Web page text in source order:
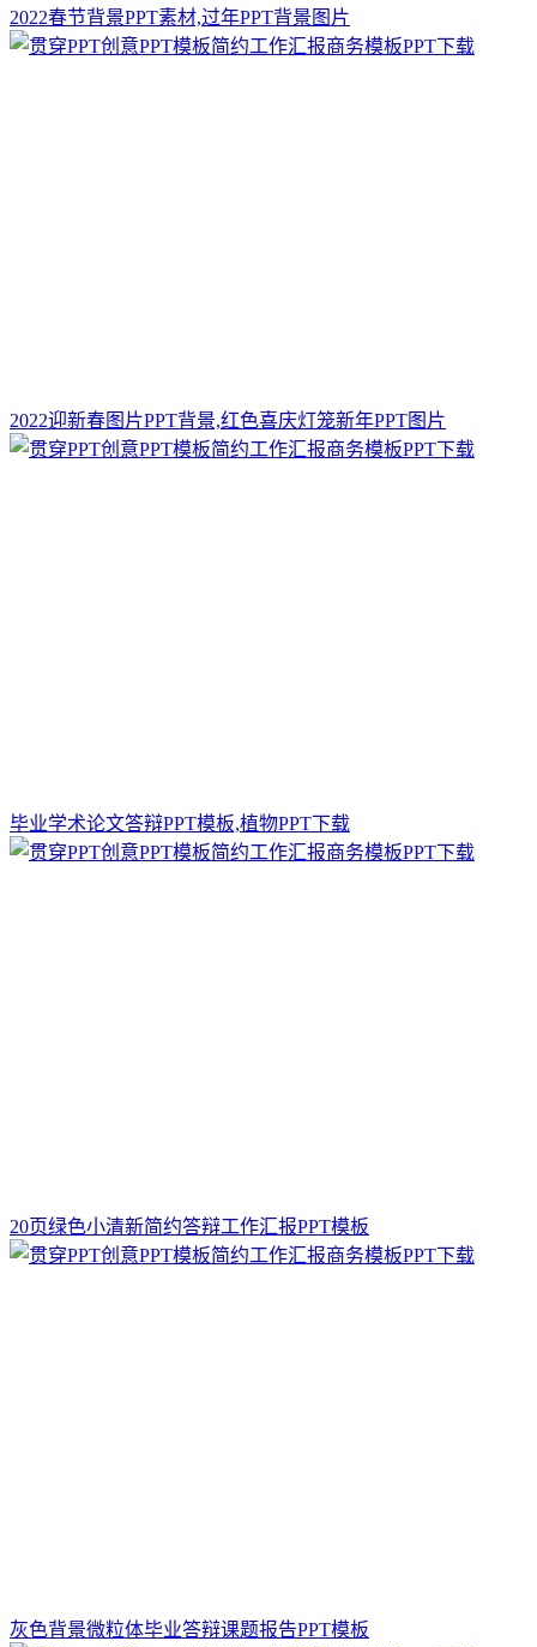
2022春节背景PPT素材,过年PPT背景图片
2022迎新春图片PPT背景,红色喜庆灯笼新年PPT图片
毕业学术论文答辩PPT模板,植物PPT下载
20页绿色小清新简约答辩工作汇报PPT模板
灰色背景微粒体毕业答辩课题报告PPT模板